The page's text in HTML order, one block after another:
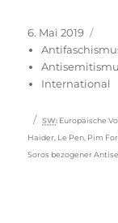
Veröffentlicht
am
6. Mai 2019
International
Schlagwörter
SW: Europäische
Haider Le Pen Pim
Soros bezogener